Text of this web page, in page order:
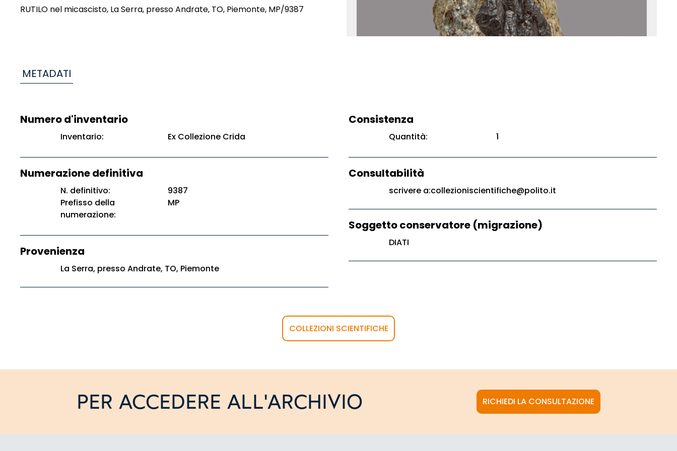
RUTILO nel micascisto, La Serra, presso Andrate, TO, Piemonte, MP/9387
METADATI
Numero d'inventario
Inventario: Ex Collezione Crida
Numerazione definitiva
N. definitivo:
9387
Prefisso della
numerazione:
MP
Provenienza
La Serra, presso Andrate, TO, Piemonte
Consistenza
Quantità: 1
Consultabilità
scrivere a:collezioniscientifiche@polito.it
Soggetto conservatore (migrazione)
DIATI
COLLEZIONI SCIENTIFICHE
PER ACCEDERE ALL'ARCHIVIO RICHIEDI LA CONSULTAZIONE